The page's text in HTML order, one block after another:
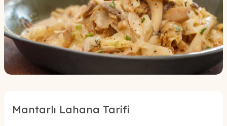
Mantarlı Lahana Tarifi